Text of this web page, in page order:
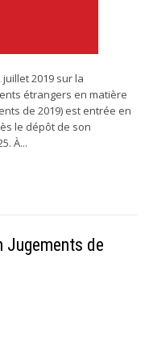
2019 sur la
étrangers en matière
de 2019) est entrée en
le dépôt de son
À...
Jugements de